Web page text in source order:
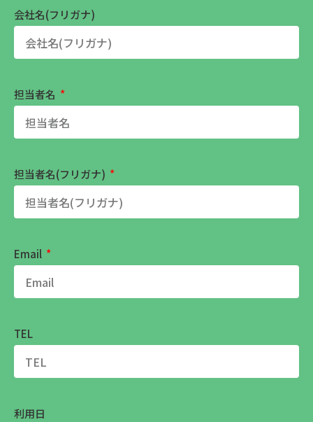
会社名(フリガナ)
担当者名
担当者名(フリガナ)
Email
TEL
利用日